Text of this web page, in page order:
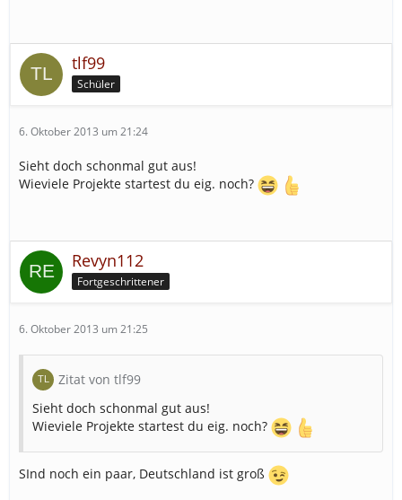
tlf99
Schüler
6. Oktober 2013 um 21:24
Sieht doch schonmal gut aus!
Wieviele Projekte startest du eig. noch?
Revyn112
Fortgeschrittener
6. Oktober 2013 um 21:25
Zitat von tlf99
Sieht doch schonmal gut aus!
Wieviele Projekte startest du eig. noch?
SInd noch ein paar, Deutschland ist groß